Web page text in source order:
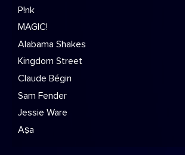
P!nk
MAGIC!
Alabama Shakes
Kingdom Street
Claude Bégin
Sam Fender
Jessie Ware
Aṣa